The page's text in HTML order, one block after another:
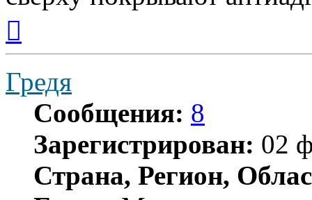
началу
Гредя
Сообщения: 8
Зарегистрирован: 02
Страна, Регион,